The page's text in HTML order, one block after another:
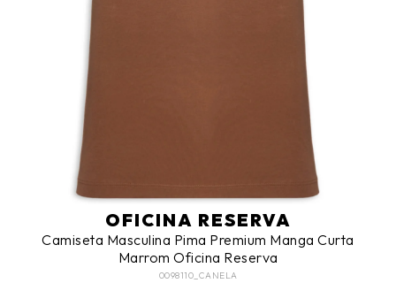
OFICINA RESERVA
Camiseta Masculina Pima Premium Manga Curta
Marrom Oficina Reserva
0098110_CANELA